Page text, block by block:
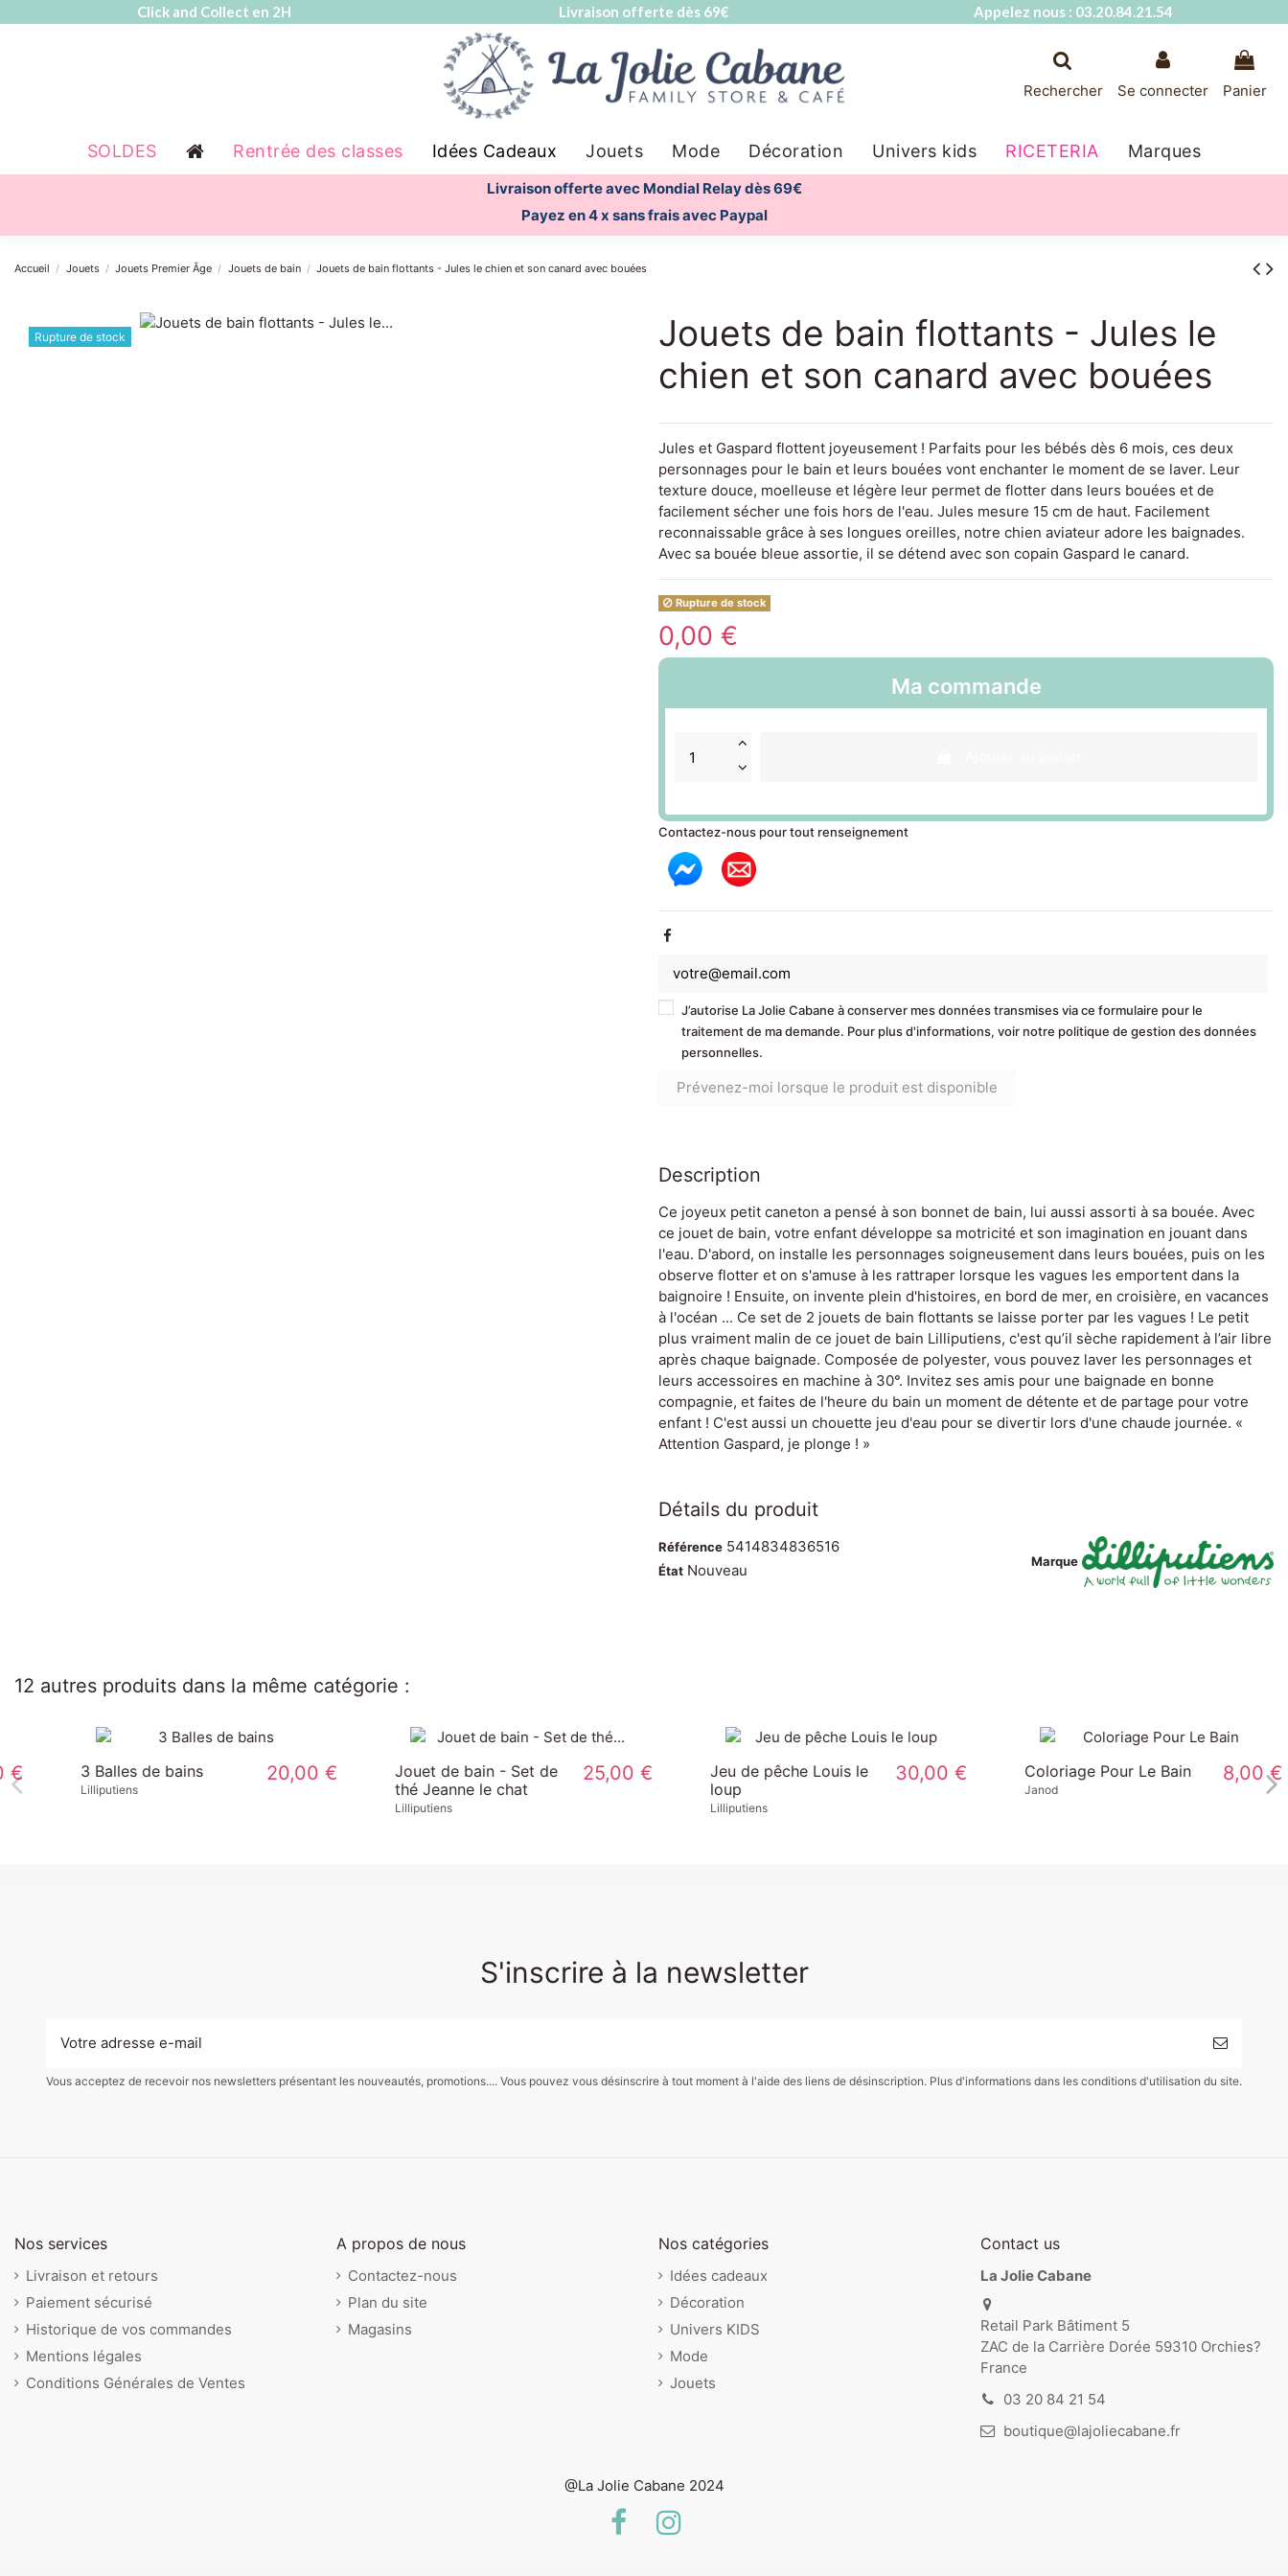
Click and Collect en 2H Livraison offerte dès 69€ Appelez nous : 03.20.84.21.54
Rechercher Se connecter Panier
SOLDES Rentrée des classes Idées Cadeaux Jouets Mode Décoration Univers kids RICETERIA Marques
Livraison offerte avec Mondial Relay dès 69€
Payez en 4 x sans frais avec Paypal
Accueil Jouets Jouets Premier Âge Jouets de bain Jouets de bain flottants - Jules le chien et son canard avec bouées
Rupture de stock
Jouets de bain flottants - Jules le
chien et son canard avec bouées
Jules et Gaspard flottent joyeusement ! Parfaits pour les bébés dès 6 mois, ces deux
personnages pour le bain et leurs bouées vont enchanter le moment de se laver. Leur
texture douce, moelleuse et légère leur permet de flotter dans leurs bouées et de
facilement sécher une fois hors de l'eau. Jules mesure 15 cm de haut. Facilement
reconnaissable grâce à ses longues oreilles, notre chien aviateur adore les baignades.
Avec sa bouée bleue assortie, il se détend avec son copain Gaspard le canard.
Rupture de stock
0,00 €
Ma commande
Contactez-nous pour tout renseignement
J’autorise La Jolie Cabane à conserver mes données transmises via ce formulaire pour le
traitement de ma demande. Pour plus d'informations, voir notre politique de gestion des données
personnelles.
Description
Ce joyeux petit caneton a pensé à son bonnet de bain, lui aussi assorti à sa bouée. Avec
ce jouet de bain, votre enfant développe sa motricité et son imagination en jouant dans
l'eau. D'abord, on installe les personnages soigneusement dans leurs bouées, puis on les
observe flotter et on s'amuse à les rattraper lorsque les vagues les emportent dans la
baignoire ! Ensuite, on invente plein d'histoires, en bord de mer, en croisière, en vacances
à l'océan ... Ce set de 2 jouets de bain flottants se laisse porter par les vagues ! Le petit
plus vraiment malin de ce jouet de bain Lilliputiens, c'est qu’il sèche rapidement à l’air libre
après chaque baignade. Composée de polyester, vous pouvez laver les personnages et
leurs accessoires en machine à 30°. Invitez ses amis pour une baignade en bonne
compagnie, et faites de l'heure du bain un moment de détente et de partage pour votre
enfant ! C'est aussi un chouette jeu d'eau pour se divertir lors d'une chaude journée. «
Attention Gaspard, je plonge ! »
Détails du produit
Marque
Référence 5414834836516
État Nouveau
12 autres produits dans la même catégorie :
Coloriage Pour Le Bain 8,00 €
Mon Puzzle de Bain
Océan
15,00 €
Bateau pirate Jack le
Lilliputiens
30,00 €
Gobelets de bain Jules
le chien
20,00 €
S'inscrire à la newsletter
Vous acceptez de recevoir nos newsletters présentant les nouveautés, promotions.... Vous pouvez vous désinscrire à tout moment à l'aide des liens de désinscription. Plus d'informations dans les conditions d'utilisation du site.
Nos services
Livraison et retours
Paiement sécurisé
Historique de vos commandes
Mentions légales
Conditions Générales de Ventes
A propos de nous
Contactez-nous
Plan du site
Magasins
Nos catégories
Idées cadeaux
Décoration
Univers KIDS
Mode
Jouets
Contact us
La Jolie Cabane
Retail Park Bâtiment 5
ZAC de la Carrière Dorée 59310 Orchies?
France
03 20 84 21 54
boutique@lajoliecabane.fr
@La Jolie Cabane 2024